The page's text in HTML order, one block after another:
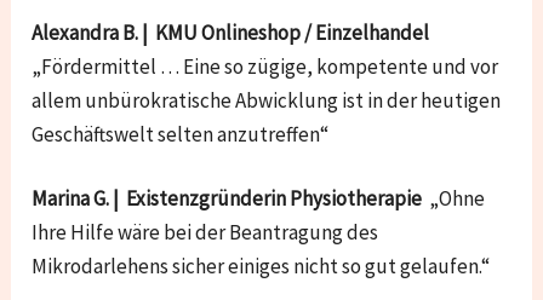
Alexandra B. | KMU Onlineshop / Einzelhandel
„Fördermittel … Eine so zügige, kompetente und vor
allem unbürokratische Abwicklung ist in der heutigen
Geschäftswelt selten anzutreffen“
Marina G. | Existenzgründerin Physiotherapie „Ohne
Ihre Hilfe wäre bei der Beantragung des
Mikrodarlehens sicher einiges nicht so gut gelaufen.“